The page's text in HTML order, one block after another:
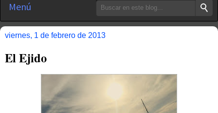
Menú
viernes, 1 de febrero de 2013
El Ejido